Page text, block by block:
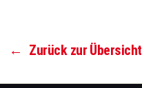
← Zurück zur Übersicht